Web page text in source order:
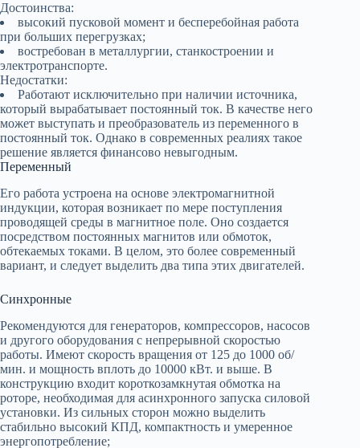
Достоинства:
высокий пусковой момент и бесперебойная работа
при больших перегрузках;
востребован в металлургии, станкостроении и
электротранспорте.
Недостатки:
Работают исключительно при наличии источника,
который вырабатывает постоянный ток. В качестве него
может выступать и преобразователь из переменного в
постоянный ток. Однако в современных реалиях такое
решение является финансово невыгодным.
Переменный
Его работа устроена на основе электромагнитной
индукции, которая возникает по мере поступления
проводящей среды в магнитное поле. Оно создается
посредством постоянных магнитов или обмоток,
обтекаемых токами. В целом, это более современный
вариант, и следует выделить два типа этих двигателей.
Синхронные
Рекомендуются для генераторов, компрессоров, насосов
и другого оборудования с непрерывной скоростью
работы. Имеют скорость вращения от 125 до 1000 об/
мин. и мощность вплоть до 10000 кВт. и выше. В
конструкцию входит короткозамкнутая обмотка на
роторе, необходимая для асинхронного запуска силовой
установки. Из сильных сторон можно выделить
стабильно высокий КПД, компактность и умеренное
энергопотребление;